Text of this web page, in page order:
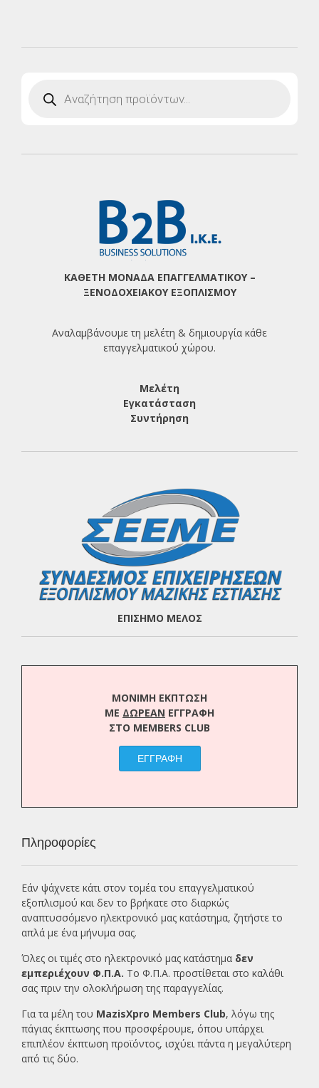
search
ΚΑΘΕΤΗ ΜΟΝΑΔΑ ΕΠΑΓΓΕΛΜΑΤΙΚΟΥ –
ΞΕΝΟΔΟΧΕΙΑΚΟΥ ΕΞΟΠΛΙΣΜΟΥ
Αναλαμβάνουμε τη μελέτη & δημιουργία κάθε
επαγγελματικού χώρου.
Μελέτη
Εγκατάσταση
Συντήρηση
ΕΠΙΣΗΜΟ ΜΕΛΟΣ
ΜΟΝΙΜΗ ΕΚΠΤΩΣΗ
ΜΕ ΔΩΡΕΑΝ ΕΓΓΡΑΦΗ
ΣΤΟ MEMBERS CLUB
ΕΓΓΡΑΦΗ
Πληροφορίες
Εάν ψάχνετε κάτι στον τομέα του επαγγελματικού
εξοπλισμού και δεν το βρήκατε στο διαρκώς
αναπτυσσόμενο ηλεκτρονικό μας κατάστημα, ζητήστε το
απλά με ένα μήνυμα σας.
Όλες οι τιμές στο ηλεκτρονικό μας κατάστημα δεν
εμπεριέχουν Φ.Π.Α. Το Φ.Π.Α. προστίθεται στο καλάθι
σας πριν την ολοκλήρωση της παραγγελίας.
Για τα μέλη του MazisXpro Members Club, λόγω της
πάγιας έκπτωσης που προσφέρουμε, όπου υπάρχει
επιπλέον έκπτωση προϊόντος, ισχύει πάντα η μεγαλύτερη
από τις δύο.